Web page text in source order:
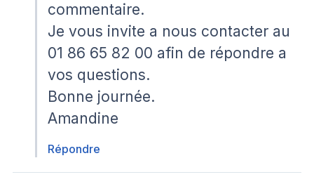
commentaire.
Je vous invite a nous contacter au
01 86 65 82 00 afin de répondre a
vos questions.
Bonne journée.
Amandine
Répondre